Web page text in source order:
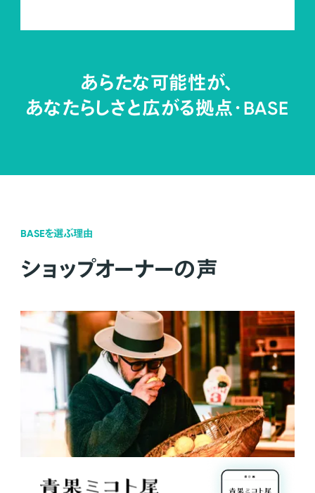
あらたな可能性が、
あなたらしさと広がる拠点・BASE
BASEを選ぶ理由
ショップオーナーの声